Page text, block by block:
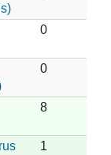
0
0
8
1